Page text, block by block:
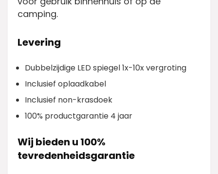
camping.
Levering
Dubbelzijdige LED spiegel 1x-10x vergroting
Inclusief oplaadkabel
Inclusief non-krasdoek
100% productgarantie 4 jaar
Wij bieden u 100%
tevredenheidsgarantie